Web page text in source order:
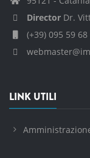
Director Dr.
(+39) 095 59 68
LINK UTILI